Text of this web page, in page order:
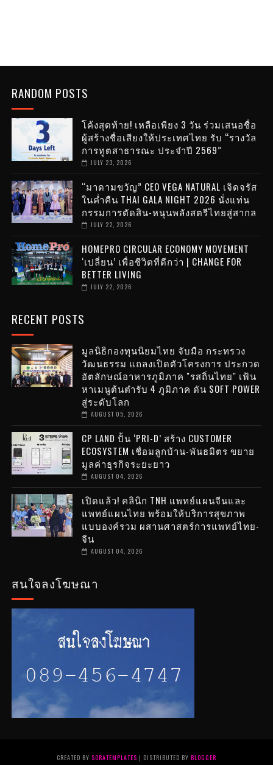
RANDOM POSTS
โค้งสุดท้าย! เหลือเพียง 3 วัน ร่วมเสนอชื่อ
ผู้สร้างชื่อเสียงให้ประเทศไทย รับ “รางวัล
การทูตสาธารณะ ประจำปี 2569”
JULY 23, 2026
“มาดามขวัญ” CEO VEGA NATURAL เจิดจรัส
ในค่ำคืน THAI GALA NIGHT 2026 นั่งแท่น
กรรมการตัดสิน-หนุนพลังสตรีไทยสู่สากล
JULY 22, 2026
HOMEPRO CIRCULAR ECONOMY MOVEMENT
‘เปลี่ยน’ เพื่อชีวิตที่ดีกว่า | CHANGE FOR
BETTER LIVING
JULY 22, 2026
RECENT POSTS
มูลนิธิกองทุนนิยมไทย จับมือ กระทรวง
วัฒนธรรม แถลงเปิดตัวโครงการ ประกวด
อัตลักษณ์อาหารภูมิภาค "รสถิ่นไทย" เฟ้น
หาเมนูต้นตำรับ 4 ภูมิภาค ดัน SOFT POWER
สู่ระดับโลก
AUGUST 05, 2026
CP LAND ปั้น ‘PRI-D’ สร้าง CUSTOMER
ECOSYSTEM เชื่อมลูกบ้าน-พันธมิตร ขยาย
มูลค่าธุรกิจระยะยาว
AUGUST 04, 2026
เปิดแล้ว! คลินิก TNH แพทย์แผนจีนและ
แพทย์แผนไทย พร้อมให้บริการสุขภาพ
แบบองค์รวม ผสานศาสตร์การแพทย์ไทย-
จีน
AUGUST 04, 2026
สนใจลงโฆษณา
CREATED BY SORATEMPLATES | DISTRIBUTED BY BLOGGER